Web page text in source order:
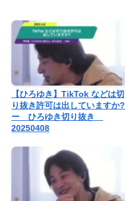
【ひろゆき】TikTok などは切
り抜き許可は出していますか?
ー ひろゆき切り抜き
20250408